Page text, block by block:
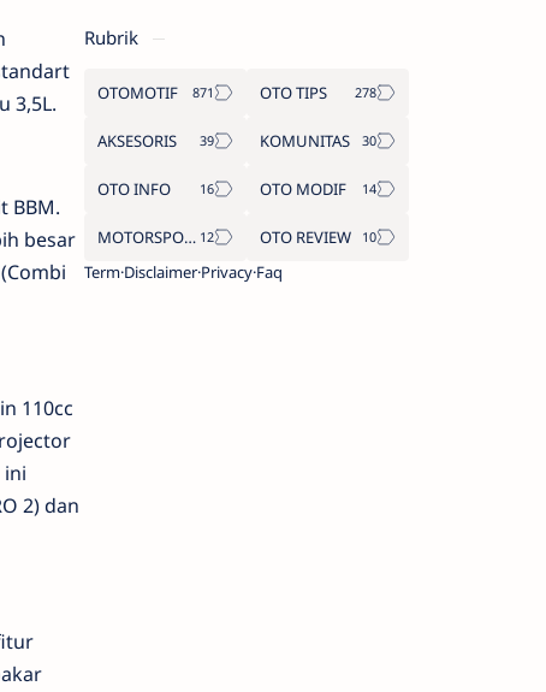
3,5L.
BBM.
besar
110cc
ini
2) dan
Rubrik
OTOMOTIF OTO TIPS
AKSESORIS KOMUNITAS
OTO INFO OTO MODIF
MOTORSPORT
OTO REVIEW
TermDisclaimerPrivacyFaq